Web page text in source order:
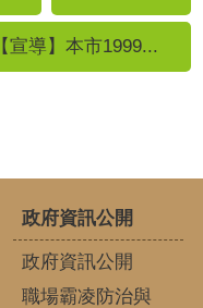
【宣導】本市1999...
政府資訊公開
政府資訊公開
職場霸凌防治與